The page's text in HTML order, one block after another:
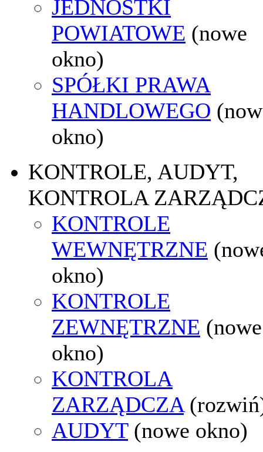
JEDNOSTKI
POWIATOWE (nowe
okno)
SPÓŁKI PRAWA
HANDLOWEGO
okno)
KONTROLE, AUDYT,
KONTROLA
KONTROLE
WEWNĘTRZNE
okno)
KONTROLE
ZEWNĘTRZNE (nowe
okno)
KONTROLA
ZARZĄDCZA
AUDYT (nowe okno)